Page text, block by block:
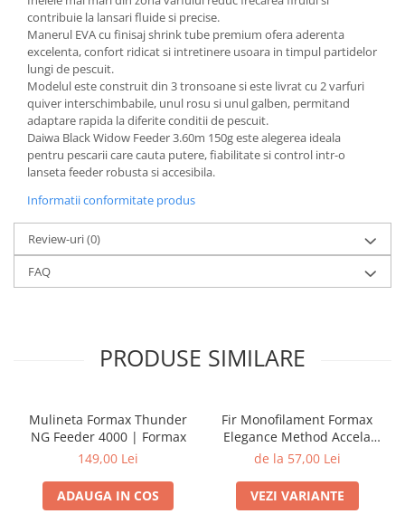
contribuie la lansari fluide si precise.
Manerul EVA cu finisaj shrink tube premium ofera aderenta
excelenta, confort ridicat si intretinere usoara in timpul partidelor
lungi de pescuit.
Modelul este construit din 3 tronsoane si este livrat cu 2 varfuri
quiver interschimbabile, unul rosu si unul galben, permitand
adaptare rapida la diferite conditii de pescuit.
Daiwa Black Widow Feeder 3.60m 150g este alegerea ideala
pentru pescarii care cauta putere, fiabilitate si control intr-o
lanseta feeder robusta si accesibila.
Informatii conformitate produs
Review-uri(0)
FAQ
PRODUSE SIMILARE
Mulineta Formax Thunder
NG Feeder 4000 | Formax
149,00 Lei
ADAUGA IN COS
Fir Monofilament Formax
Elegance Method Accela
Distance Feeder Fluo 1000m
de la 57,00 Lei
VEZI VARIANTE